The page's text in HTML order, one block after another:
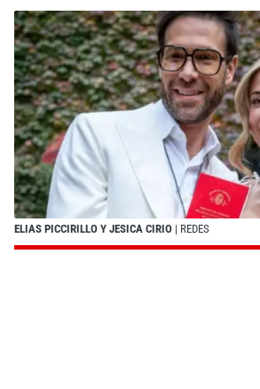
ELIAS PICCIRILLO Y JESICA CIRIO | REDES